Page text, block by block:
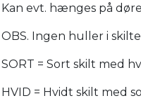
Kan evt. hænges på
OBS. Ingen huller i
SORT = Sort skilt med
HVID = Hvidt skilt med